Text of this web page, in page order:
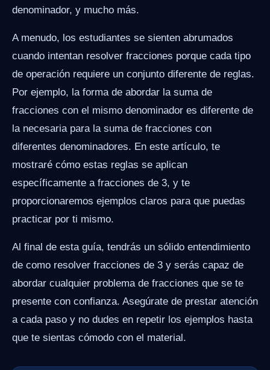
denominador, y mucho más.
A menudo, los estudiantes se sienten abrumados
cuando intentan resolver fracciones porque cada tipo
de operación requiere un conjunto diferente de reglas.
Por ejemplo, la forma de abordar la suma de
fracciones con el mismo denominador es diferente de
la necesaria para la suma de fracciones con
diferentes denominadores. En este artículo, te
mostraré cómo estas reglas se aplican
específicamente a fracciones de 3, y te
proporcionaremos ejemplos claros para que puedas
practicar por ti mismo.
Al final de esta guía, tendrás un sólido entendimiento
de como resolver fracciones de 3 y serás capaz de
abordar cualquier problema de fracciones que se te
presente con confianza. Asegúrate de prestar atención
a cada paso y no dudes en repetir los ejemplos hasta
que te sientas cómodo con el material.